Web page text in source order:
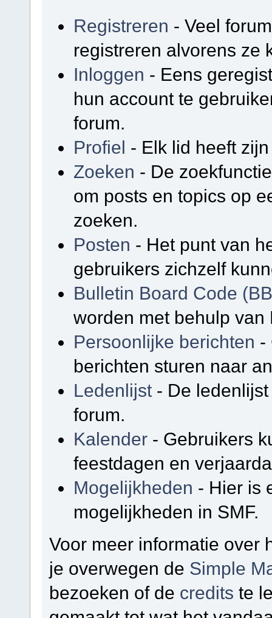
Registreren - Veel
registreren alvorens ze
Inloggen - Eens
hun account te
forum.
Profiel - Elk lid heeft
Zoeken - De
om posts en topics op
zoeken.
Posten - Het punt van
gebruikers zichzelf
Bulletin Board Code
worden met behulp
Persoonlijke berichten -
berichten sturen naar
Ledenlijst - De
forum.
Kalender - Gebruikers
feestdagen en
Mogelijkheden - Hier is
mogelijkheden in SMF.
Voor meer informatie over
je overwegen de Simple
bezoeken of de credits te